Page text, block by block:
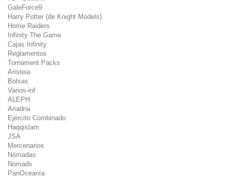
GaleForce9
Harry Potter (de Knight Models)
Home Raiders
Infinity The Game
Cajas Infinity
Reglamentos
Tornament Packs
Aristeia
Bolsas
Varios-inf
ALEPH
Ariadna
Ejército Combinado
Haqqislam
JSA
Mercenarios
Nómadas
Nomads
PanOceanía